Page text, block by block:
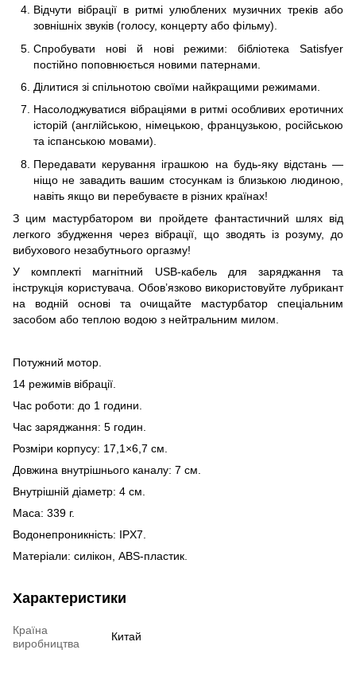
Відчути вібрації в ритмі улюблених музичних треків або
зовнішніх звуків (голосу, концерту або фільму).
Спробувати нові й нові режими: бібліотека Satisfyer
постійно поповнюється новими патернами.
Ділитися зі спільнотою своїми найкращими режимами.
Насолоджуватися вібраціями в ритмі особливих еротичних
історій (англійською, німецькою, французькою, російською
та іспанською мовами).
Передавати керування іграшкою на будь-яку відстань —
ніщо не завадить вашим стосункам із близькою людиною,
навіть якщо ви перебуваєте в різних країнах!
З цим мастурбатором ви пройдете фантастичний шлях від
легкого збудження через вібрації, що зводять із розуму, до
вибухового незабутнього оргазму!
У комплекті магнітний USB-кабель для заряджання та
інструкція користувача. Обов’язково використовуйте лубрикант
на водній основі та очищайте мастурбатор спеціальним
засобом або теплою водою з нейтральним милом.
Потужний мотор.
14 режимів вібрації.
Час роботи: до 1 години.
Час заряджання: 5 годин.
Розміри корпусу: 17,1×6,7 см.
Довжина внутрішнього каналу: 7 см.
Внутрішній діаметр: 4 см.
Маса: 339 г.
Водонепроникність: IPX7.
Матеріали: силікон, ABS-пластик.
Характеристики
Країна
виробництва
Китай